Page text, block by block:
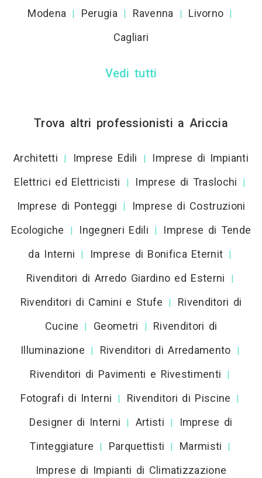
Modena | Perugia | Ravenna | Livorno |
Cagliari
Vedi tutti
Trova altri professionisti a Ariccia
Architetti | Imprese Edili |
Imprese di Impianti
Elettrici ed Elettricisti
| Imprese di Traslochi |
Imprese di Ponteggi |
Imprese di Costruzioni
Ecologiche
| Ingegneri Edili |
Imprese di Tende
da Interni
| Imprese di Bonifica Eternit |
Rivenditori di Arredo Giardino ed Esterni |
Rivenditori di Camini e Stufe |
Rivenditori di
Cucine
| Geometri |
Rivenditori di
Illuminazione
| Rivenditori di Arredamento |
Rivenditori di Pavimenti e Rivestimenti |
Fotografi di Interni | Rivenditori di Piscine |
Designer di Interni | Artisti |
Imprese di
Tinteggiature
| Parquettisti | Marmisti |
Imprese di Impianti di Climatizzazione